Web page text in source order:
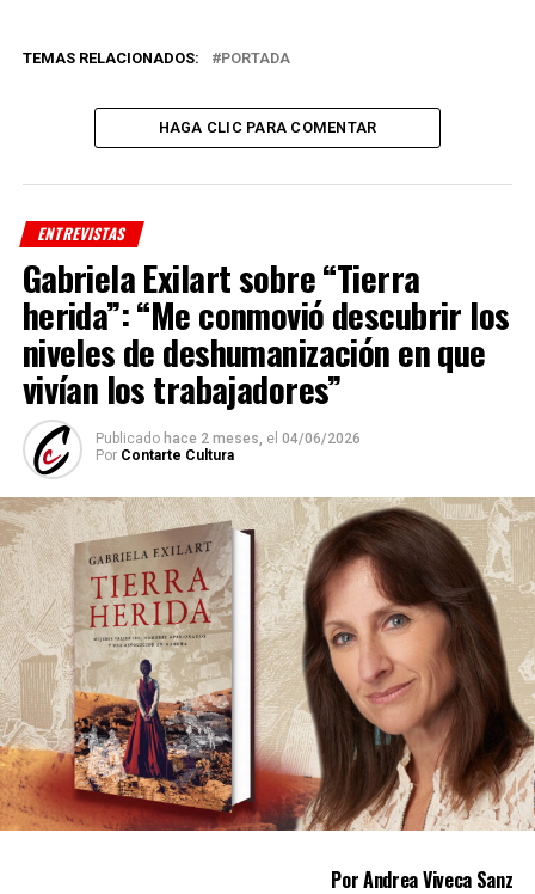
TEMAS RELACIONADOS: PORTADA
HAGA CLIC PARA COMENTAR
ENTREVISTAS
Gabriela Exilart sobre “Tierra
herida”: “Me conmovió descubrir los
niveles de deshumanización en que
vivían los trabajadores”
Publicado hace 2 meses, el 04/06/2026
Por Contarte Cultura
Por Andrea Viveca Sanz